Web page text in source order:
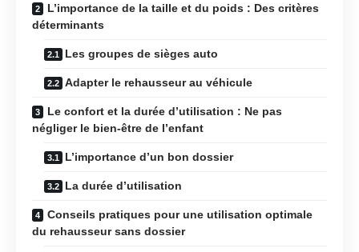
L’importance de la taille et du poids : Des critères
déterminants
Les groupes de sièges auto
Adapter le rehausseur au véhicule
Le confort et la durée d’utilisation : Ne pas
négliger le bien-être de l’enfant
L’importance d’un bon dossier
La durée d’utilisation
Conseils pratiques pour une utilisation optimale
du rehausseur sans dossier